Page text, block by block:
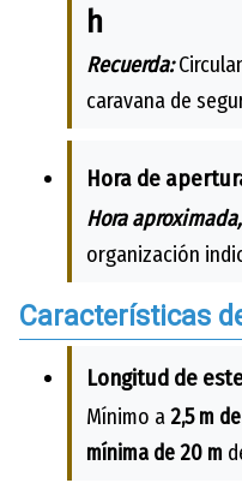
h
Recuerda:
caravana de
Hora de
Hora
organización
Características
Longitud de
Mínimo a2,5 m
mínima de 20 m